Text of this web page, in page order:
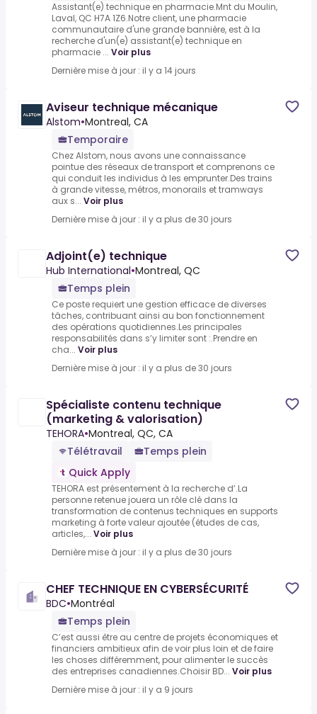
Assistant(e) technique en pharmacie.Mnt du Moulin,
Laval, QC H7A 1Z6.Notre client, une pharmacie
communautaire d'une grande bannière, est à la
recherche d'un(e) assistant(e) technique en
pharmacie ... Voir plus
Dernière mise à jour : il y a 14 jours
Aviseur technique mécanique
Alstom•Montreal, CA
Temporaire
Chez Alstom, nous avons une connaissance
pointue des réseaux de transport et comprenons ce
qui conduit les individus à les emprunter.Des trains
à grande vitesse, métros, monorails et tramways
aux s... Voir plus
Dernière mise à jour : il y a plus de 30 jours
Adjoint(e) technique
Hub International•Montreal, QC
Temps plein
Ce poste requiert une gestion efficace de diverses
tâches, contribuant ainsi au bon fonctionnement
des opérations quotidiennes.Les principales
responsabilités dans s’y limiter sont :.Prendre en
cha... Voir plus
Dernière mise à jour : il y a plus de 30 jours
Spécialiste contenu technique
(marketing & valorisation)
TEHORA•Montreal, QC, CA
Télétravail
Temps plein
Quick Apply
TEHORA est présentement à la recherche d’.La
personne retenue jouera un rôle clé dans la
transformation de contenus techniques en supports
marketing à forte valeur ajoutée (études de cas,
articles,... Voir plus
Dernière mise à jour : il y a plus de 30 jours
CHEF TECHNIQUE EN CYBERSÉCURITÉ
BDC•Montréal
Temps plein
C’est aussi être au centre de projets économiques et
financiers ambitieux afin de voir plus loin et de faire
les choses différemment, pour alimenter le succès
des entreprises canadiennes.Choisir BD... Voir plus
Dernière mise à jour : il y a 9 jours